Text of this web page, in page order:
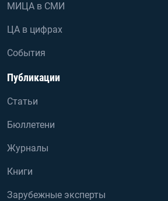
МИЦА в СМИ
ЦА в цифрах
События
Публикации
Статьи
Бюллетени
Журналы
Книги
Зарубежные эксперты